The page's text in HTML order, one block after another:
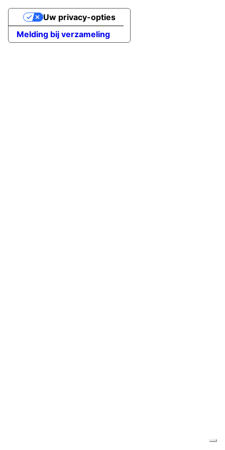
Melding bij verzameling
Uw privacy-opties